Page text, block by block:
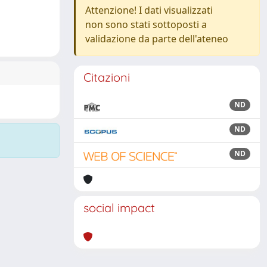
Attenzione! I dati visualizzati
non sono stati sottoposti a
validazione da parte dell'ateneo
Citazioni
ND
ND
ND
social impact